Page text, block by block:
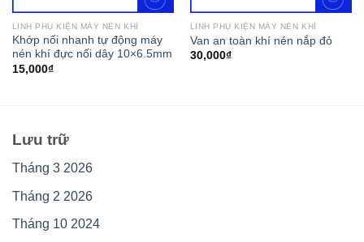
LINH PHỤ KIỆN MÁY NÉN KHÍ
Khớp nối nhanh tự động máy
nén khí đực nối dây 10×6.5mm
15,000₫
LINH PHỤ KIỆN MÁY NÉN KHÍ
Van an toàn khí nén nắp đỏ
30,000₫
Lưu trữ
Tháng 3 2026
Tháng 2 2026
Tháng 10 2024